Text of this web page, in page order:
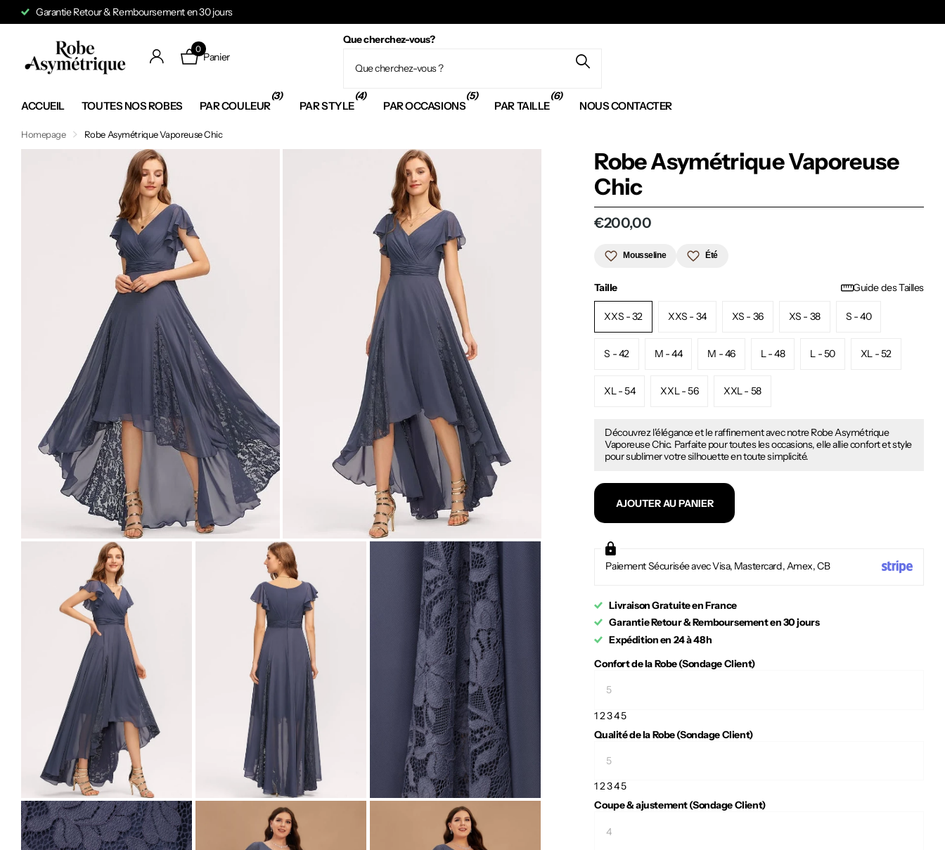
Garantie Retour & Remboursement en 30 jours
Que cherchez-vous?
0
Panier
ACCUEIL TOUTES NOS ROBES PAR COULEUR
(3)
PAR STYLE
(4)
PAR OCCASIONS
(5)
PAR TAILLE
(6)
NOUS CONTACTER
Homepage Robe Asymétrique Vaporeuse Chic
Robe Asymétrique Vaporeuse
Chic
€200,00
Mousseline Été
Taille Guide des Tailles
XXS - 32 XXS - 34 XS - 36 XS - 38 S - 40
S - 42 M - 44 M - 46 L - 48 L - 50 XL - 52
XL - 54 XXL - 56 XXL - 58
Découvrez l'élégance et le raffinement avec notre Robe Asymétrique
Vaporeuse Chic. Parfaite pour toutes les occasions, elle allie confort et style
pour sublimer votre silhouette en toute simplicité.
AJOUTER AU PANIER
Paiement Sécurisée avec Visa, Mastercard, Amex, CB
Livraison Gratuite en France
Garantie Retour & Remboursement en 30 jours
Expédition en 24 à 48h
Confort de la Robe (Sondage Client)
12345
Qualité de la Robe (Sondage Client)
12345
Coupe & ajustement (Sondage Client)